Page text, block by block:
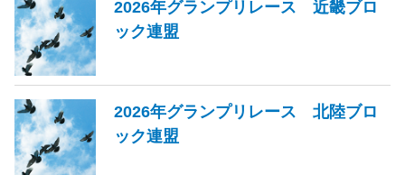
2026年グランプリレース 近畿ブロ
ック連盟
2026年グランプリレース 北陸ブロ
ック連盟